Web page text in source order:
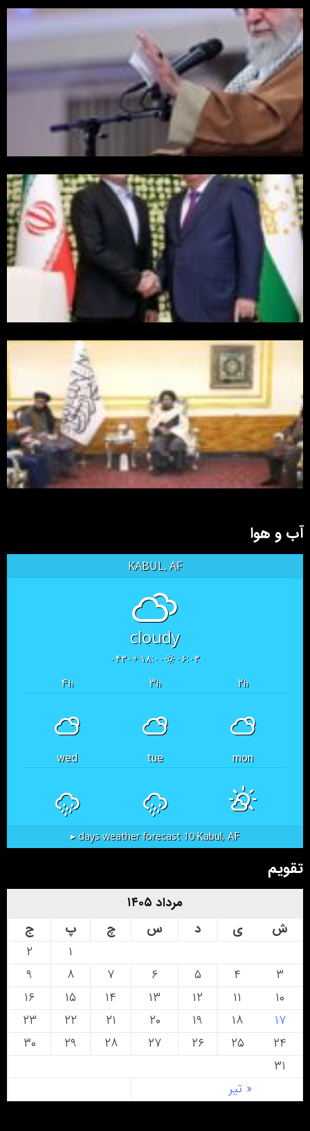
آب و هوا
KABUL, AF
cloudy
۰۶:۰۳ ۱۸:۰۰ +۰۴۳۰
۲h ۳h ۴h
mon
tue
wed
Kabul, AF
10 days weather forecast ▸
تقویم
مرداد ۱۴۰۵
ش
ی د س چ پ ج
« تیر
۲
۳
۴ ۵ ۶ ۷ ۸
۹
۱۰
۱۱ ۱۲ ۱۳ ۱۴ ۱۵
۱۶
۱۷
۱۸ ۱۹ ۲۰ ۲۱ ۲۲
۲۳
۲۴
۲۵ ۲۶ ۲۷ ۲۸ ۲۹
۳۰
۳۱